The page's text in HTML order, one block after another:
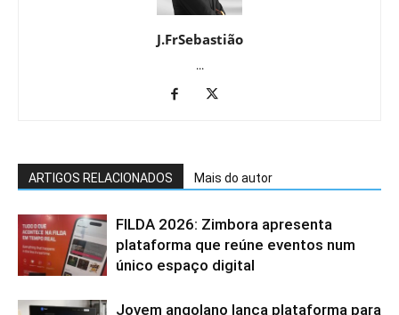
J.FrSebastião
...
ARTIGOS RELACIONADOS Mais do autor
FILDA 2026: Zimbora apresenta
plataforma que reúne eventos num
único espaço digital
Jovem angolano lança plataforma para